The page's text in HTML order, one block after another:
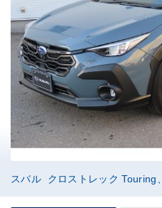
スバル クロストレック Touring